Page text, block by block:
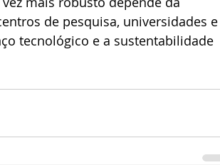
de pesquisa, universidades e
tecnológico e a sustentabilidade